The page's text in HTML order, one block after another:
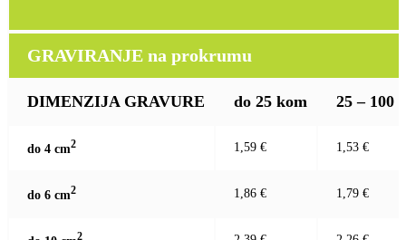
GRAVIRANJE na prokrumu
DIMENZIJA GRAVURE do 25 kom 25 – 100
do 4 cm2 1,59 € 1,53 €
do 6 cm2 1,86 € 1,79 €
2